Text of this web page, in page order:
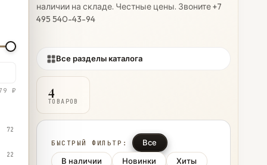
наличии на складе. Честные цены. Звоните +7
495 540-43-94
Все разделы каталога
4
ТОВАРОВ
БЫСТРЫЙ ФИЛЬТР:
Все
В наличии
Новинки Хиты
₽
72
22